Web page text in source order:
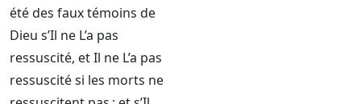
été des faux témoins de
Dieu s’Il ne L’a pas
ressuscité, et Il ne L’a pas
ressuscité si les morts ne